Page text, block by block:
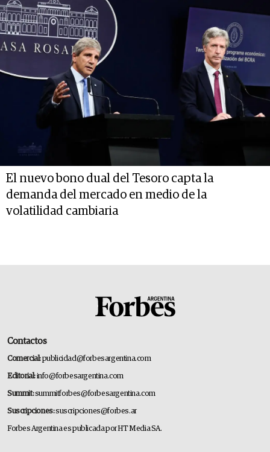
El nuevo bono dual del Tesoro capta la
demanda del mercado en medio de la
volatilidad cambiaria
Contactos
Comercial:publicidad@forbesargentina.com
Editorial:info@forbesargentina.com
Summit:summitforbes@forbesargentina.com
Suscripciones:suscripciones@forbes.ar
Forbes Argentina es publicada por HT Media SA.